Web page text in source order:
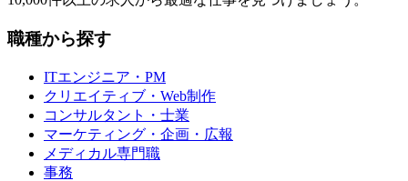
職種から探す
ITエンジニア・PM
クリエイティブ・Web制作
コンサルタント・士業
マーケティング・企画・広報
メディカル専門職
事務